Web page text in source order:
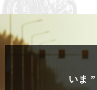
いま ”